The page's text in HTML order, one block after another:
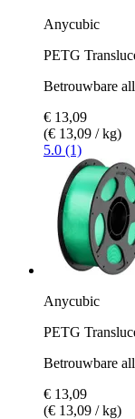
Anycubic
PETG
Betrouwbare
€ 13,09
(€ 13,09 / kg)
5.0 (1)
Anycubic
PETG
Betrouwbare
€ 13,09
(€ 13,09 / kg)